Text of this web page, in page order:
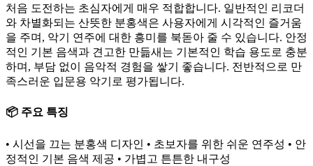
처음 도전하는 초심자에게 매우 적합합니다. 일반적인 리코더
와 차별화되는 산뜻한 분홍색은 사용자에게 시각적인 즐거움
을 주며, 악기 연주에 대한 흥미를 북돋아 줄 수 있습니다. 안정
적인 기본 음색과 견고한 만듦새는 기본적인 학습 용도로 충분
하며, 부담 없이 음악적 경험을 쌓기 좋습니다. 전반적으로 만
족스러운 입문용 악기로 평가됩니다.
📦 주요 특징
• 시선을 끄는 분홍색 디자인 • 초보자를 위한 쉬운 연주성 • 안
정적인 기본 음색 제공 • 가볍고 튼튼한 내구성